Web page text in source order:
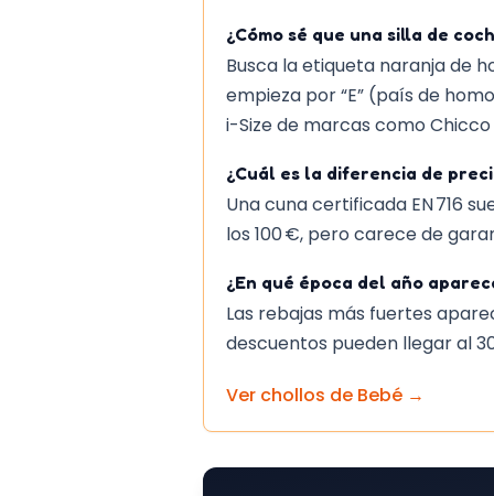
¿Cómo sé que una silla de
Busca la etiqueta naranja de
empieza por “E” (país de
i-Size de marcas como
¿Cuál es la diferencia de
Una cuna certificada EN 716
los 100 €, pero carece de
¿En qué época del año
Las rebajas más fuertes
descuentos pueden llegar al
Ver chollos de Bebé →